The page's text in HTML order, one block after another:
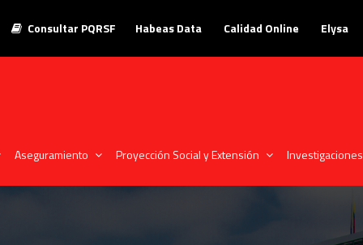
Habeas Data Calidad Online Elysa
Consultar PQRSF
Aseguramiento Proyección Social y Extensión Investigaciones